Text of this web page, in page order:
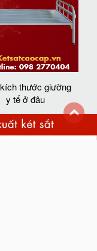
thước giường
y tế ở đâu
back